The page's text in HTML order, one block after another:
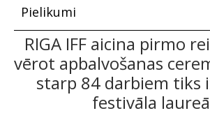
Pielikumi
RIGA IFF aicina pirmo
vērot apbalvošanas
starp 84 darbiem tiks
festivāla